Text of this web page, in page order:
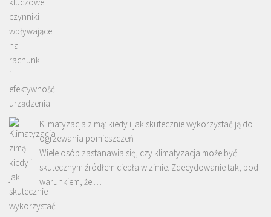
Klimatyzacja zimą: kiedy i jak skutecznie wykorzystać ją do
ogrzewania pomieszczeń
Wiele osób zastanawia się, czy klimatyzacja może być
skutecznym źródłem ciepła w zimie. Zdecydowanie tak, pod
warunkiem, że …